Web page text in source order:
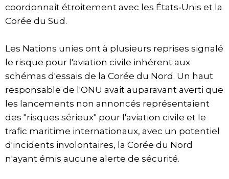
coordonnait étroitement avec les États‑Unis et la
Corée du Sud.
Les Nations unies ont à plusieurs reprises signalé
le risque pour l'aviation civile inhérent aux
schémas d'essais de la Corée du Nord. Un haut
responsable de l'ONU avait auparavant averti que
les lancements non annoncés représentaient
des "risques sérieux" pour l'aviation civile et le
trafic maritime internationaux, avec un potentiel
d'incidents involontaires, la Corée du Nord
n'ayant émis aucune alerte de sécurité.